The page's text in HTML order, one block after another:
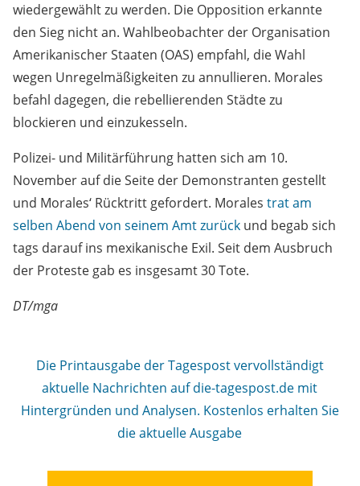
wiedergewählt zu werden. Die Opposition erkannte
den Sieg nicht an. Wahlbeobachter der Organisation
Amerikanischer Staaten (OAS) empfahl, die Wahl
wegen Unregelmäßigkeiten zu annullieren. Morales
befahl dagegen, die rebellierenden Städte zu
blockieren und einzukesseln.
Polizei- und Militärführung hatten sich am 10.
November auf die Seite der Demonstranten gestellt
und Morales‘ Rücktritt gefordert. Morales trat am
selben Abend von seinem Amt zurück und begab sich
tags darauf ins mexikanische Exil. Seit dem Ausbruch
der Proteste gab es insgesamt 30 Tote.
DT/mga
Die Printausgabe der Tagespost vervollständigt
aktuelle Nachrichten auf die-tagespost.de mit
Hintergründen und Analysen. Kostenlos erhalten Sie
die aktuelle Ausgabe